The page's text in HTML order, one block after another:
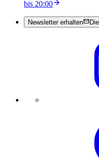
bis 20:00
Newsletter erhalten